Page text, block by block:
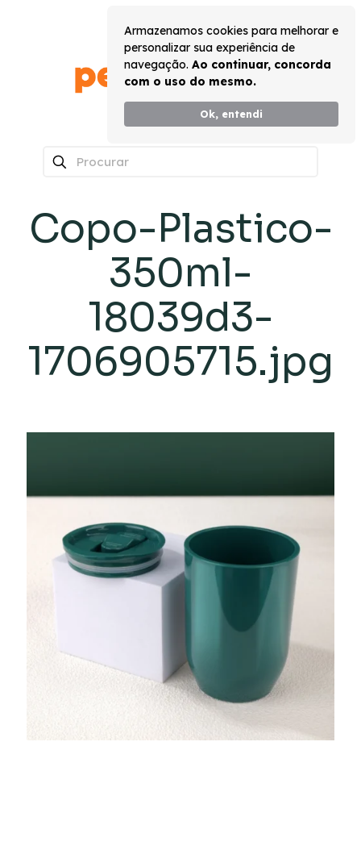
Armazenamos cookies para melhorar e
personalizar sua experiência de
navegação. Ao continuar, concorda
com o uso do mesmo.
Ok, entendi
Copo-Plastico-
350ml-
18039d3-
1706905715.jpg